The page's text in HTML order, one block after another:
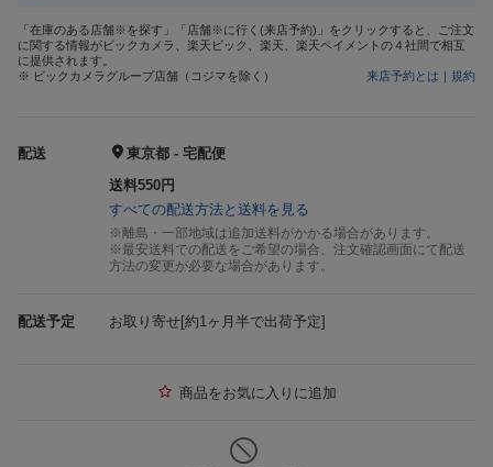
「在庫のある店舗※を探す」「店舗※に行く(来店予約)」をクリックすると、ご注文
に関する情報がビックカメラ、楽天ビック、楽天、楽天ペイメントの４社間で相互
に提供されます。
※ ビックカメラグループ店舗（コジマを除く）
来店予約とは ｜ 規約
配送
東京都 - 宅配便
送料550円
すべての配送方法と送料を見る
※離島・一部地域は追加送料がかかる場合があります。
※最安送料での配送をご希望の場合、注文確認画面にて配送
方法の変更が必要な場合があります。
配送予定 お取り寄せ[約1ヶ月半で出荷予定]
商品をお気に入りに追加